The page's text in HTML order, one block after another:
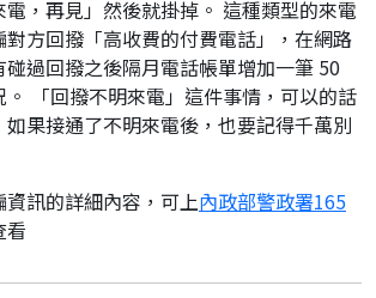
電，再見」然後就掛掉。 這種類型的來電
對方回撥「高收費的付費電話」，在網路
過回撥之後隔月電話帳單增加一筆 50
。 「回撥不明來電」這件事情，可以的話
果接通了不明來電後，也要記得千萬別
資訊的詳細內容，可上內政部警政署165
看